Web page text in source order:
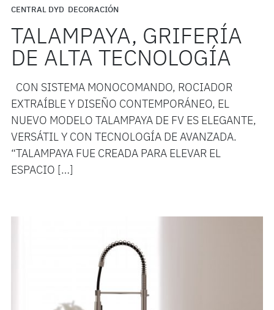
CENTRAL DYD DECORACIÓN
TALAMPAYA, GRIFERÍA
DE ALTA TECNOLOGÍA
CON SISTEMA MONOCOMANDO, ROCIADOR
EXTRAÍBLE Y DISEÑO CONTEMPORÁNEO, EL
NUEVO MODELO TALAMPAYA DE FV ES ELEGANTE,
VERSÁTIL Y CON TECNOLOGÍA DE AVANZADA.
“TALAMPAYA FUE CREADA PARA ELEVAR EL
ESPACIO […]